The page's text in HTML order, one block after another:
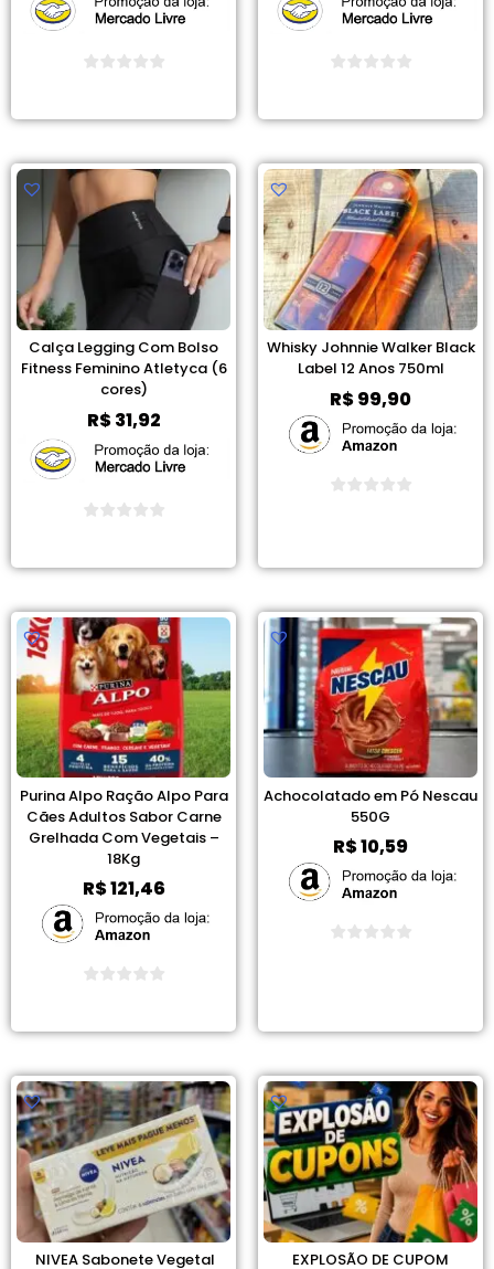
Calça Legging Com Bolso
Fitness Feminino Atletyca (6
cores)
R$31,92
Whisky Johnnie Walker Black
Label 12 Anos 750ml
R$99,90
Purina Alpo Ração Alpo Para
Cães Adultos Sabor Carne
Grelhada Com Vegetais –
18Kg
R$121,46
Achocolatado em Pó Nescau
550G
R$10,59
NIVEA Sabonete Vegetal EXPLOSÃO DE CUPOM